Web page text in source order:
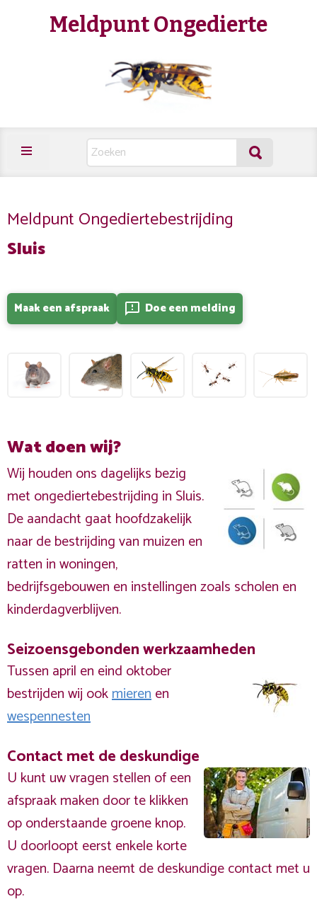
Meldpunt Ongedierte
Meldpunt Ongediertebestrijding
Sluis
Maak een afspraak feedback Doe een melding
Wat doen wij?
Wij houden ons dagelijks bezig
met ongediertebestrijding in Sluis.
De aandacht gaat hoofdzakelijk
naar de bestrijding van muizen en
ratten in woningen,
bedrijfsgebouwen en instellingen zoals scholen en
kinderdagverblijven.
Seizoensgebonden werkzaamheden
Tussen april en eind oktober
bestrijden wij ookmierenen
wespennesten
Contact met de deskundige
U kunt uw vragen stellen of een
afspraak maken door te klikken
op onderstaande groene knop.
U doorloopt eerst enkele korte
vragen. Daarna neemt de deskundige contact met u
op.